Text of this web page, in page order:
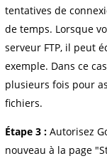
tentatives de
de temps. Lorsque
serveur FTP, il peut
exemple. Dans ce
plusieurs fois pour
fichiers.
Étape 3 : Autorisez
nouveau à la page